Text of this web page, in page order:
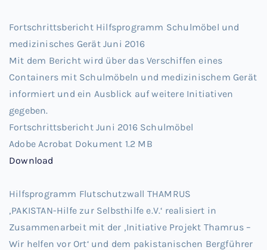
Fortschrittsbericht Hilfsprogramm Schulmöbel und
medizinisches Gerät Juni 2016
Mit dem Bericht wird über das Verschiffen eines
Containers mit Schulmöbeln und medizinischem Gerät
informiert und ein Ausblick auf weitere Initiativen
gegeben.
Fortschrittsbericht Juni 2016 Schulmöbel
Adobe Acrobat Dokument 1.2 MB
Download
Hilfsprogramm Flutschutzwall THAMRUS
‚PAKISTAN-Hilfe zur Selbsthilfe e.V.‘ realisiert in
Zusammenarbeit mit der ‚Initiative Projekt Thamrus –
Wir helfen vor Ort‘ und dem pakistanischen Bergführer